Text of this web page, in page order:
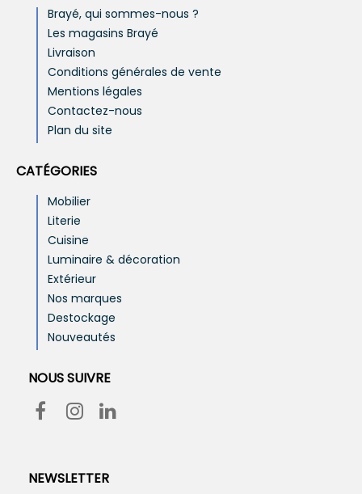
Brayé, qui sommes-nous ?
Les magasins Brayé
Livraison
Conditions générales de vente
Mentions légales
Contactez-nous
Plan du site
CATÉGORIES
Mobilier
Literie
Cuisine
Luminaire & décoration
Extérieur
Nos marques
Destockage
Nouveautés
NOUS SUIVRE
NEWSLETTER